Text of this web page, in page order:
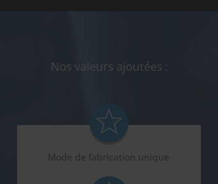
Nos valeurs ajoutées :
Mode de fabrication unique